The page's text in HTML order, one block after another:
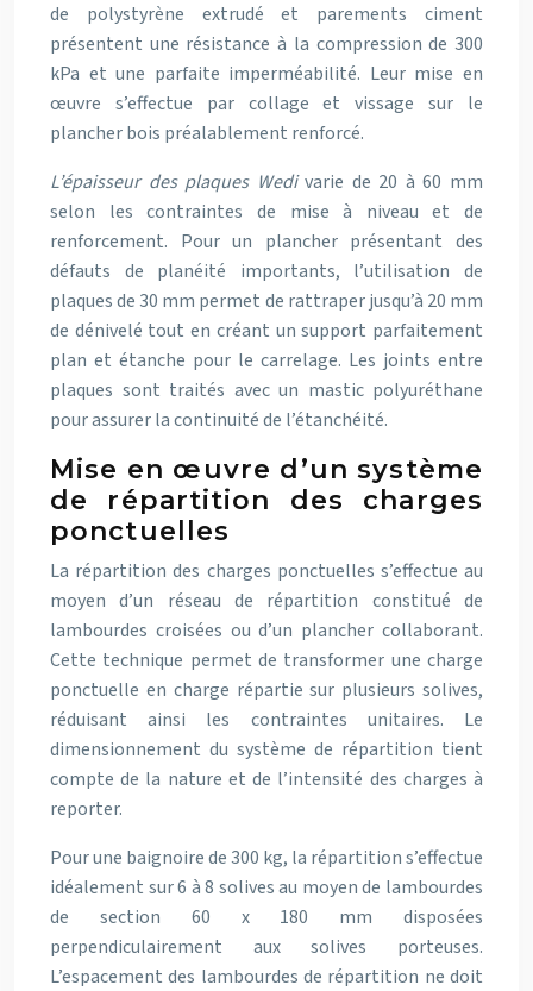
de polystyrène extrudé et parements ciment
présentent une résistance à la compression de 300
kPa et une parfaite imperméabilité. Leur mise en
œuvre s’effectue par collage et vissage sur le
plancher bois préalablement renforcé.
L’épaisseur des plaques Wedivarie de 20 à 60 mm
selon les contraintes de mise à niveau et de
renforcement. Pour un plancher présentant des
défauts de planéité importants, l’utilisation de
plaques de 30 mm permet de rattraper jusqu’à 20 mm
de dénivelé tout en créant un support parfaitement
plan et étanche pour le carrelage. Les joints entre
plaques sont traités avec un mastic polyuréthane
pour assurer la continuité de l’étanchéité.
Mise en œuvre d’un système
de répartition des charges
ponctuelles
La répartition des charges ponctuelles s’effectue au
moyen d’un réseau de répartition constitué de
lambourdes croisées ou d’un plancher collaborant.
Cette technique permet de transformer une charge
ponctuelle en charge répartie sur plusieurs solives,
réduisant ainsi les contraintes unitaires. Le
dimensionnement du système de répartition tient
compte de la nature et de l’intensité des charges à
reporter.
Pour une baignoire de 300 kg, la répartition s’effectue
idéalement sur 6 à 8 solives au moyen de lambourdes
de section 60 x 180 mm disposées
perpendiculairement aux solives porteuses.
L’espacement des lambourdes de répartition ne doit